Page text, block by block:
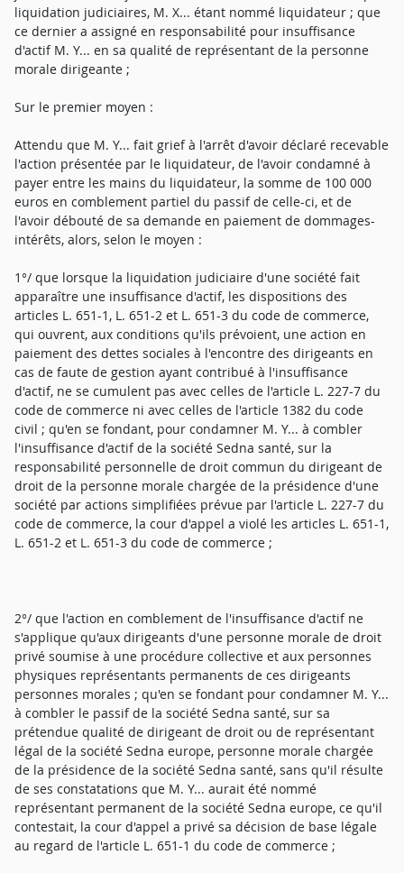
liquidation judiciaires, M. X... étant nommé liquidateur ; que
ce dernier a assigné en responsabilité pour insuffisance
d'actif M. Y... en sa qualité de représentant de la personne
morale dirigeante ;
Sur le premier moyen :
Attendu que M. Y... fait grief à l'arrêt d'avoir déclaré recevable
l'action présentée par le liquidateur, de l'avoir condamné à
payer entre les mains du liquidateur, la somme de 100 000
euros en comblement partiel du passif de celle-ci, et de
l'avoir débouté de sa demande en paiement de dommages-
intérêts, alors, selon le moyen :
1°/ que lorsque la liquidation judiciaire d'une société fait
apparaître une insuffisance d'actif, les dispositions des
articles L. 651-1, L. 651-2 et L. 651-3 du code de commerce,
qui ouvrent, aux conditions qu'ils prévoient, une action en
paiement des dettes sociales à l'encontre des dirigeants en
cas de faute de gestion ayant contribué à l'insuffisance
d'actif, ne se cumulent pas avec celles de l'article L. 227-7 du
code de commerce ni avec celles de l'article 1382 du code
civil ; qu'en se fondant, pour condamner M. Y... à combler
l'insuffisance d'actif de la société Sedna santé, sur la
responsabilité personnelle de droit commun du dirigeant de
droit de la personne morale chargée de la présidence d'une
société par actions simplifiées prévue par l'article L. 227-7 du
code de commerce, la cour d'appel a violé les articles L. 651-1,
L. 651-2 et L. 651-3 du code de commerce ;
2°/ que l'action en comblement de l'insuffisance d'actif ne
s'applique qu'aux dirigeants d'une personne morale de droit
privé soumise à une procédure collective et aux personnes
physiques représentants permanents de ces dirigeants
personnes morales ; qu'en se fondant pour condamner M. Y...
à combler le passif de la société Sedna santé, sur sa
prétendue qualité de dirigeant de droit ou de représentant
légal de la société Sedna europe, personne morale chargée
de la présidence de la société Sedna santé, sans qu'il résulte
de ses constatations que M. Y... aurait été nommé
représentant permanent de la société Sedna europe, ce qu'il
contestait, la cour d'appel a privé sa décision de base légale
au regard de l'article L. 651-1 du code de commerce ;